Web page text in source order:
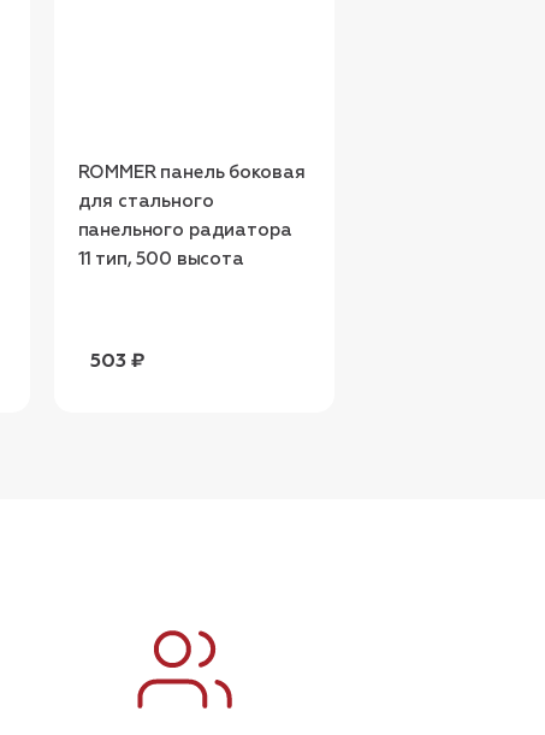
ROMMER панель боковая
для стального
панельного радиатора
11 тип, 500 высота
503 ₽